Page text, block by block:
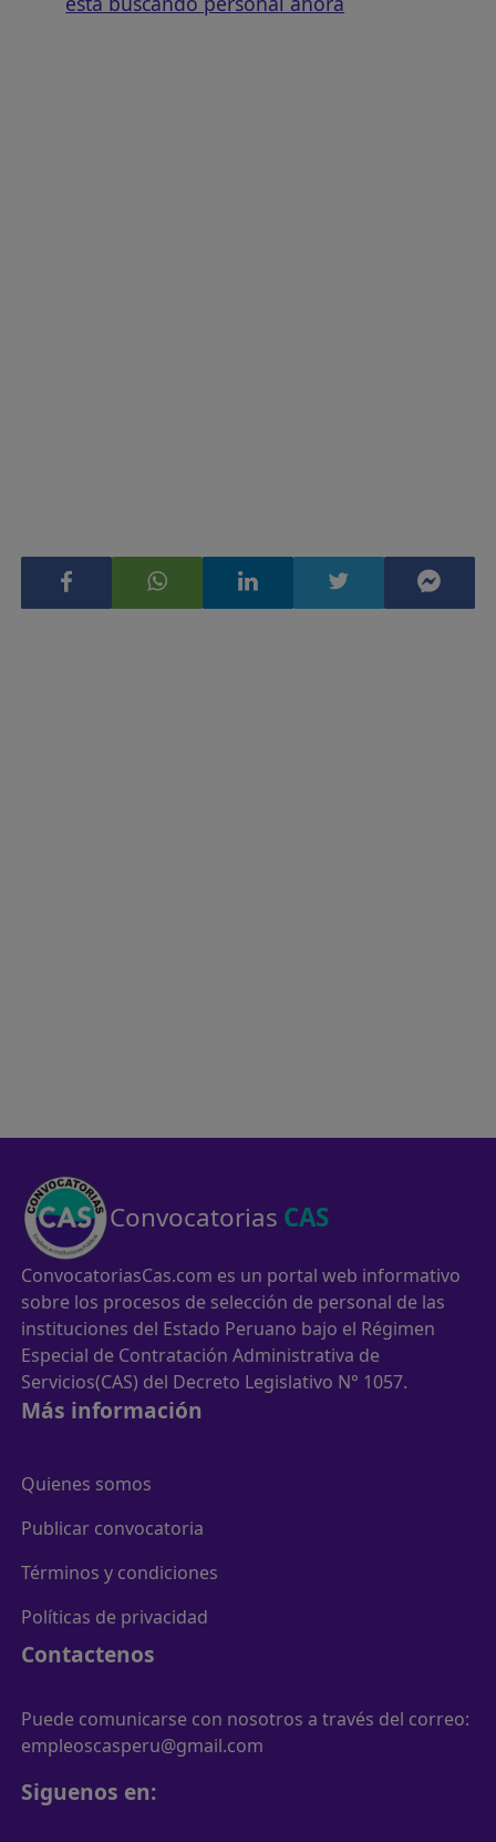
Convocatorias CAS
ConvocatoriasCas.com es un portal web informativo
sobre los procesos de selección de personal de las
instituciones del Estado Peruano bajo el Régimen
Especial de Contratación Administrativa de
Servicios(CAS) del Decreto Legislativo N° 1057.
Más información
Quienes somos
Publicar convocatoria
Términos y condiciones
Políticas de privacidad
Contactenos
Puede comunicarse con nosotros a través del correo:
empleoscasperu@gmail.com
Siguenos en: